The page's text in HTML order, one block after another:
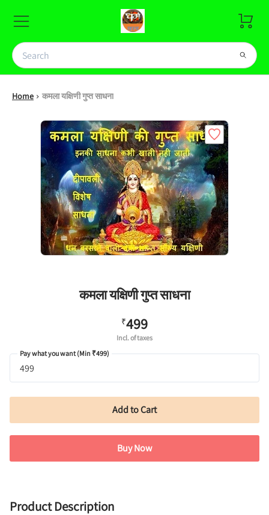
Home कमला यक्षिणी गुप्त साधना
कमला यक्षिणी गुप्त साधना
₹499
Incl. of taxes
Pay what you want (Min ₹499)
Add to Cart
Buy Now
Product Description